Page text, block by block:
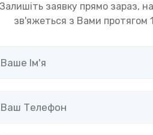
заявку прямо зараз,
зв'яжеться з Вами протягом